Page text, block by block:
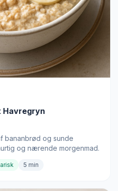
Havregryn
bananbrød og sunde
og nærende morgenmad.
5 min